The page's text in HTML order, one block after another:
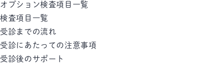
オプション検査項目一覧
検査項目一覧
受診までの流れ
受診にあたっての注意事項
受診後のサポート